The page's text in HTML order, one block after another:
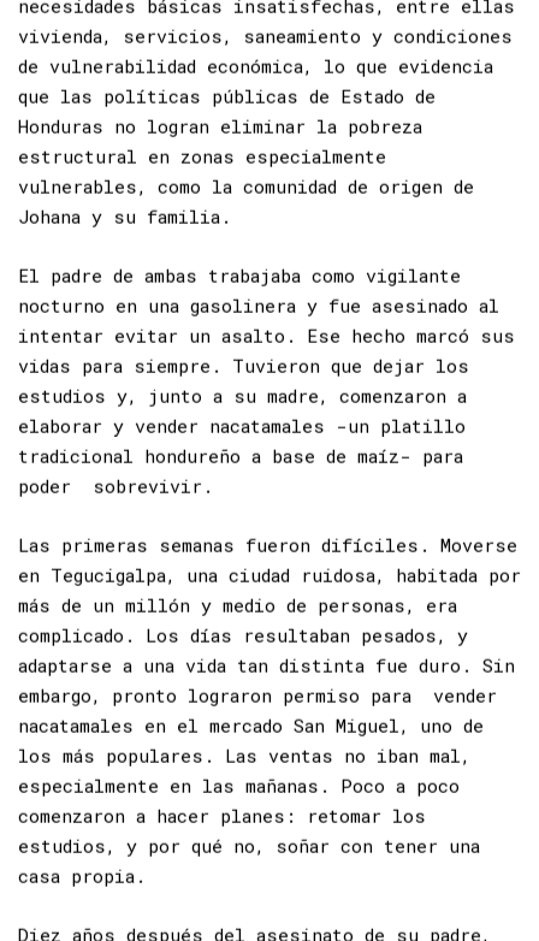
la población del departamento presenta varias
necesidades básicas insatisfechas, entre ellas
vivienda, servicios, saneamiento y condiciones
de vulnerabilidad económica, lo que evidencia
que las políticas públicas de Estado de
Honduras no logran eliminar la pobreza
estructural en zonas especialmente
vulnerables, como la comunidad de origen de
El padre de ambas trabajaba como vigilante
nocturno en una gasolinera y fue asesinado al
intentar evitar un asalto. Ese hecho marcó sus
vidas para siempre. Tuvieron que dejar los
estudios y, junto a su madre, comenzaron a
elaborar y vender nacatamales -un platillo
tradicional hondureño a base de maíz- para
Las primeras semanas fueron difíciles. Moverse
en Tegucigalpa, una ciudad ruidosa, habitada por
más de un millón y medio de personas, era
complicado. Los días resultaban pesados, y
adaptarse a una vida tan distinta fue duro. Sin
embargo, pronto lograron permiso para vender
nacatamales en el mercado San Miguel, uno de
los más populares. Las ventas no iban mal,
especialmente en las mañanas. Poco a poco
comenzaron a hacer planes: retomar los
estudios, y por qué no, soñar con tener una